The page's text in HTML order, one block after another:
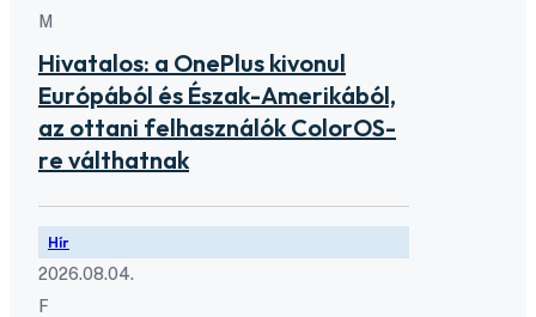
M
Hivatalos: a OnePlus kivonul
Európából és Észak-Amerikából,
az ottani felhasználók ColorOS-
re válthatnak
Hír
2026.08.04.
F